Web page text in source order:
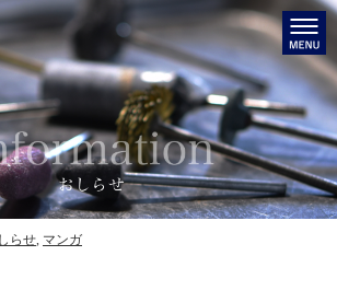
らせ, マンガ